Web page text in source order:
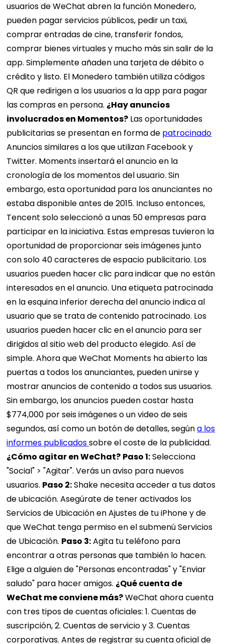
usuarios de WeChat abren la función Monedero,
pueden pagar servicios públicos, pedir un taxi,
comprar entradas de cine, transferir fondos,
comprar bienes virtuales y mucho más sin salir de la
app. Simplemente añaden una tarjeta de débito o
crédito y listo. El Monedero también utiliza códigos
QR que redirigen a los usuarios a la app para pagar
las compras en persona. ¿Hay anuncios
involucrados en Momentos? Las oportunidades
publicitarias se presentan en forma de patrocinado
Anuncios similares a los que utilizan Facebook y
Twitter. Moments insertará el anuncio en la
cronología de los momentos del usuario. Sin
embargo, esta oportunidad para los anunciantes no
estaba disponible antes de 2015. Incluso entonces,
Tencent solo seleccionó a unas 50 empresas para
participar en la iniciativa. Estas empresas tuvieron la
oportunidad de proporcionar seis imágenes junto
con solo 40 caracteres de espacio publicitario. Los
usuarios pueden hacer clic para indicar que no están
interesados ​​en el anuncio. Una etiqueta patrocinada
en la esquina inferior derecha del anuncio indica al
usuario que se trata de contenido patrocinado. Los
usuarios pueden hacer clic en el anuncio para ser
dirigidos al sitio web del producto elegido. Así de
simple. Ahora que WeChat Moments ha abierto las
puertas a todos los anunciantes, pueden unirse y
mostrar anuncios de contenido a todos sus usuarios.
Sin embargo, los anuncios pueden costar hasta
$774,000 por seis imágenes o un video de seis
segundos, así como un botón de detalles, segúna los
informes publicadossobre el coste de la publicidad.
¿Cómo agitar en WeChat? Paso 1:Selecciona
"Social" > "Agitar". Verás un aviso para nuevos
usuarios. Paso 2:Shake necesita acceder a tus datos
de ubicación. Asegúrate de tener activados los
Servicios de Ubicación en Ajustes de tu iPhone y de
que WeChat tenga permiso en el submenú Servicios
de Ubicación. Paso 3:Agita tu teléfono para
encontrar a otras personas que también lo hacen.
Elige a alguien de "Personas encontradas" y "Enviar
saludo" para hacer amigos. ¿Qué cuenta de
WeChat me conviene más?WeChat ahora cuenta
con tres tipos de cuentas oficiales: 1. Cuentas de
suscripción, 2. Cuentas de servicio y 3. Cuentas
corporativas. Antes de registrar su cuenta oficial de